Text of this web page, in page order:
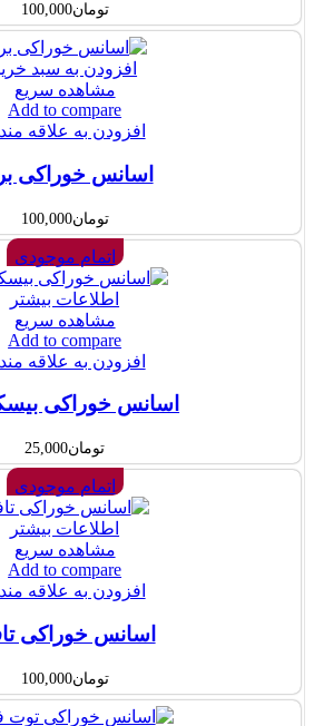
تومان100,000
افزودن به سبد
مشاهده سریع
Add to compare
افزودن به علاقه
اسانس خوراکی
تومان100,000
اتمام موجودی
اطلاعات بیشتر
مشاهده سریع
Add to compare
افزودن به علاقه
اسانس خوراکی
تومان25,000
اتمام موجودی
اطلاعات بیشتر
مشاهده سریع
Add to compare
افزودن به علاقه
اسانس خوراکی
تومان100,000